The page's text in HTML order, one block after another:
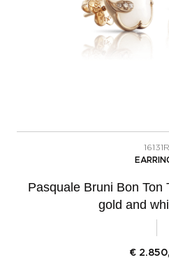
16131R
Pasquale Bruni Bon Ton
gold and
€